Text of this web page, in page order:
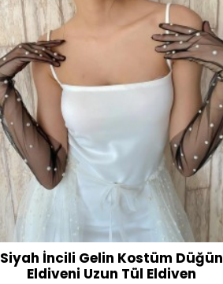
Siyah İncili Gelin Kostüm Düğün
Eldiveni Uzun Tül Eldiven